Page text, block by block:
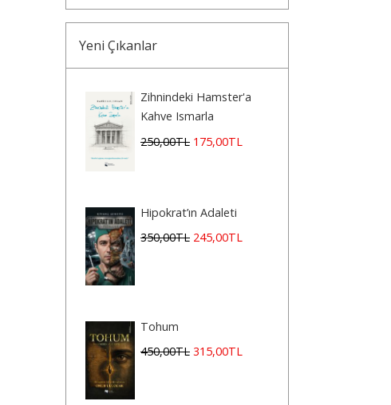
Yeni Çıkanlar
Zihnindeki Hamster'a
Kahve Ismarla
250,00TL 175,00TL
Hipokrat’ın Adaleti
350,00TL 245,00TL
Tohum
450,00TL 315,00TL